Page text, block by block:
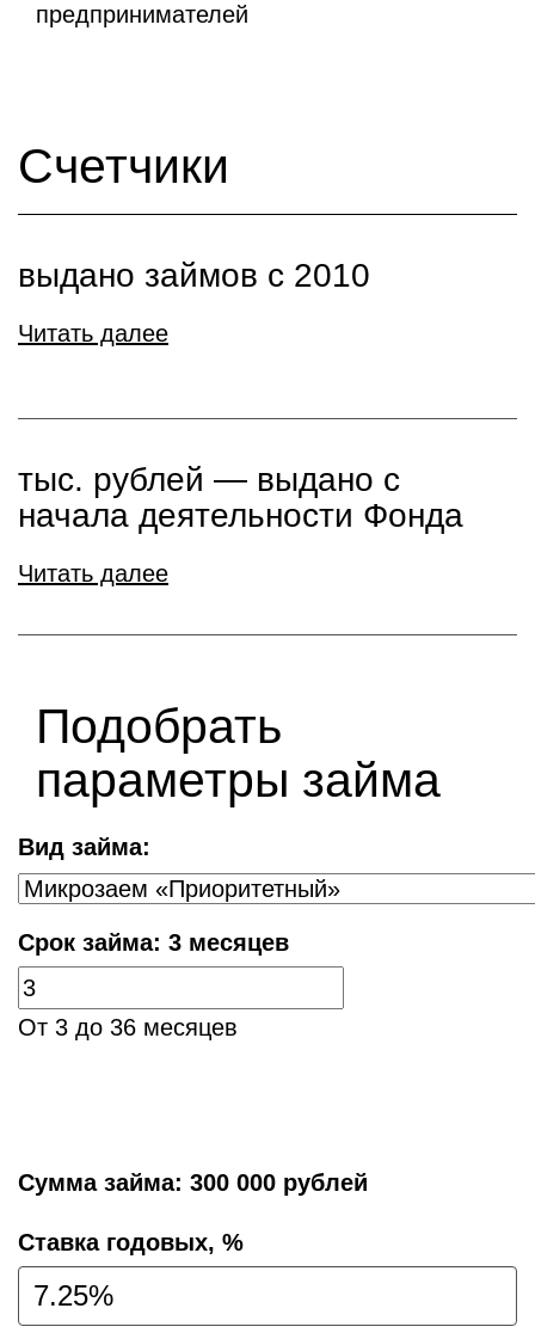
предпринимателей
Счетчики
выдано займов с 2010
Читать далее
тыс. рублей ― выдано с
начала деятельности Фонда
Читать далее
Подобрать
параметры займа
Вид займа:
Срок займа: 3 месяцев
От 3 до 36 месяцев
Сумма займа: 300 000 рублей
Cтавка годовых, %